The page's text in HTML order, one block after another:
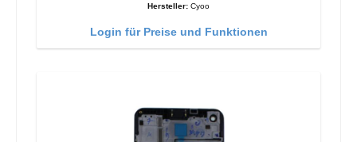
Hersteller: Cyoo
Login für Preise und Funktionen